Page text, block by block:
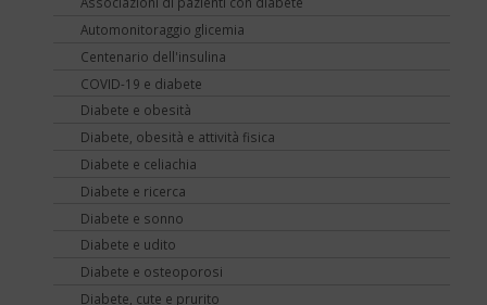
Automonitoraggio glicemia
Centenario dell'insulina
COVID-19 e diabete
Diabete e obesità
Diabete, obesità e attività fisica
Diabete e celiachia
Diabete e ricerca
Diabete e sonno
Diabete e udito
Diabete e osteoporosi
Diabete, cute e prurito